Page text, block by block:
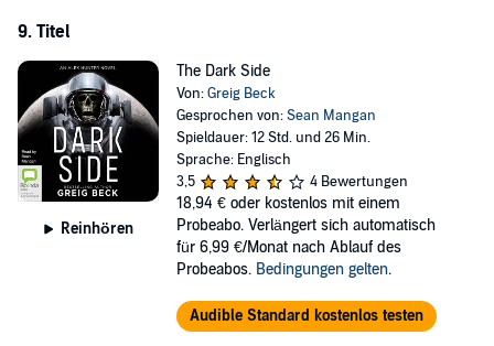
9. Titel
Reinhören
The Dark Side
Von:Greig Beck
Gesprochen von:Sean Mangan
Spieldauer: 12 Std. und 26 Min.
Sprache: Englisch
3,5
4 Bewertungen
18,94 € oder kostenlos mit einem
Probeabo. Verlängert sich automatisch
für 6,99 €/Monat nach Ablauf des
Probeabos. Bedingungen gelten.
Audible Standard kostenlos testen